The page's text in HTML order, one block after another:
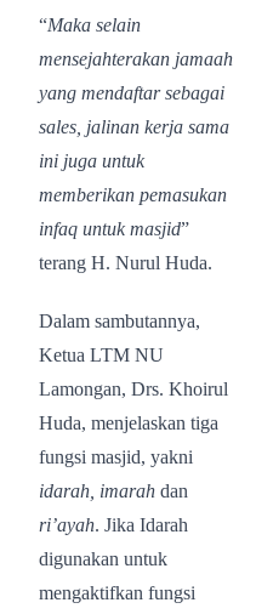
“Maka selain
mensejahterakan jamaah
yang mendaftar sebagai
sales, jalinan kerja sama
ini juga untuk
memberikan pemasukan
infaq untuk masjid”
terang H. Nurul Huda.
Dalam sambutannya,
Ketua LTM NU
Lamongan, Drs. Khoirul
Huda, menjelaskan tiga
fungsi masjid, yakni
idarah, imarah dan
ri’ayah. Jika Idarah
digunakan untuk
mengaktifkan fungsi